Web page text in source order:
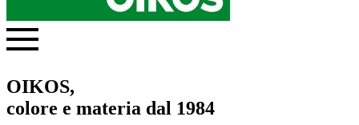
OIKOS,
colore e materia dal 1984